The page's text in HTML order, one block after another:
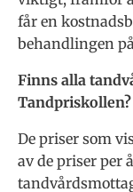
får en
behandlingen
Finns alla
Tandpriskollen?
De priser som
av de priser per